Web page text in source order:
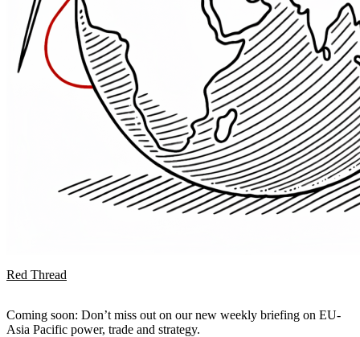
Red Thread
Coming soon: Don’t miss out on our new weekly briefing on EU-
Asia Pacific power, trade and strategy.